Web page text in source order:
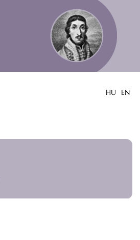
HU EN